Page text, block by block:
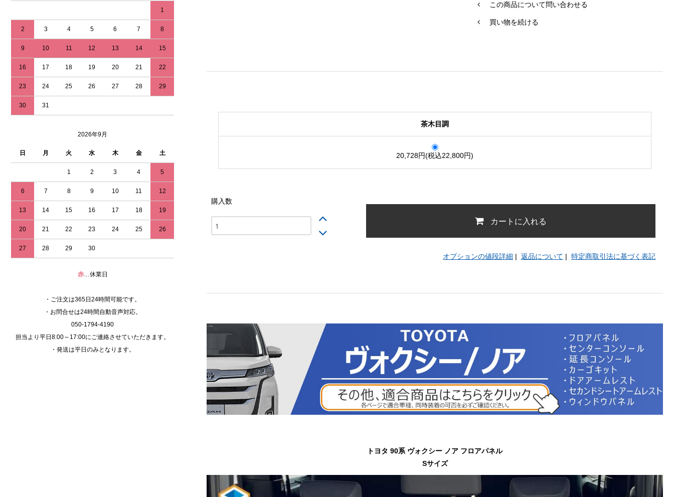
1
2 3 4 5 6 7 8
9 10 11 12 13 14 15
16 17 18 19 20 21 22
23 24 25 26 27 28 29
30 31
2026年9月
日 月 火 水 木 金 土
1 2 3 4 5
6 7 8 9 10 11 12
13 14 15 16 17 18 19
20 21 22 23 24 25 26
27 28 29 30
赤…休業日
・ご注文は365日24時間可能です。
・お問合せは24時間自動音声対応。
050-1794-4190
担当より平日8:00～17:00にご連絡させていただきます。
・発送は平日のみとなります。
この商品について問い合わせる
買い物を続ける
茶木目調
20,728円(税込22,800円)
購入数
カートに入れる
オプションの値段詳細 | 返品について | 特定商取引法に基づく表記
トヨタ 90系 ヴォクシー ノア フロアパネル
Sサイズ